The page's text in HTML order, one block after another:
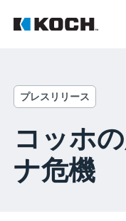
プレスリリース
コッホ
ナ危機